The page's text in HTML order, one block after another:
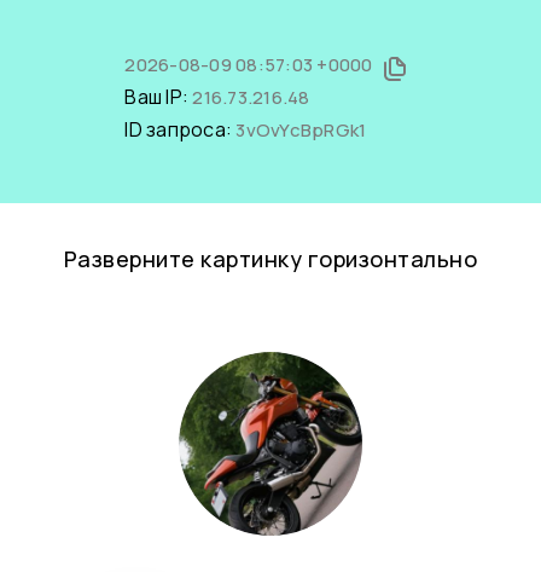
2026-08-09 08:57:03 +0000
Ваш IP:216.73.216.48
ID запроса: 3vOvYcBpRGk1
Разверните картинку горизонтально